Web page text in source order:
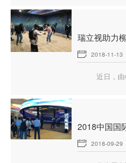
瑞立视助力
2018-11-13
2018-09-29